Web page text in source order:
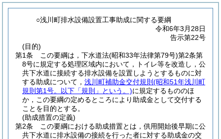
○浅川町排水設備設置工事助成に関する要綱
令和6年3月28日
告示第22号
(目的)
第1条
この要綱は，下水道法(昭和33年法律第79号)第2条第
8号に規定する処理区域内において，トイレ等を改造し，公
共下水道に接続する排水設備を設置しようとするものに対
する助成について， 浅川町補助金交付規則 (昭和51年浅川町
規則第1号。以下「規則」という。)に規定するもののほ
か，この要綱の定めるところにより助成金として交付する
ことを目的とする。
(助成措置の定義)
第2条
この要綱における助成措置とは，供用開始後早期に公
共下水道に排水設備の接続を行った者に対する助成金の交